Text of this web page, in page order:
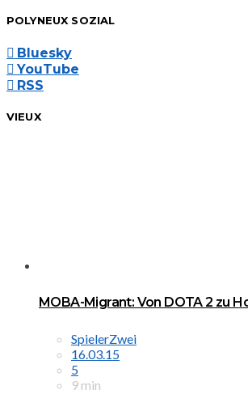
POLYNEUX SOZIAL
Bluesky
YouTube
RSS
VIEUX
MOBA-Migrant: Von DOTA 2 zu
SpielerZwei
16.03.15
5
9 min